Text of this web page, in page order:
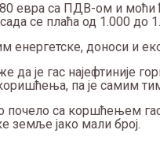
евра са ПДВ-ом и моћи
се плаћа од 1.000 до
енергетске, доноси и
да је гас најефтиније
па је самим
почело са коршћењем
земље јако мали број.